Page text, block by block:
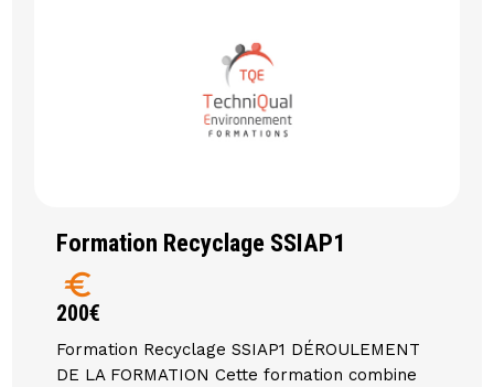
Formation Recyclage SSIAP1
euro
200€
Formation Recyclage SSIAP1 DÉROULEMENT
DE LA FORMATION Cette formation combine